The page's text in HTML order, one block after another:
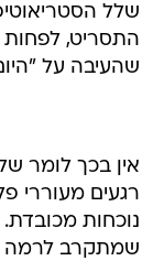
שלל
התסריט, לפחות
שהעיבה על
אין בכך לומר
רגעים מעוררי
נוכחות
שמתקרב לרמה